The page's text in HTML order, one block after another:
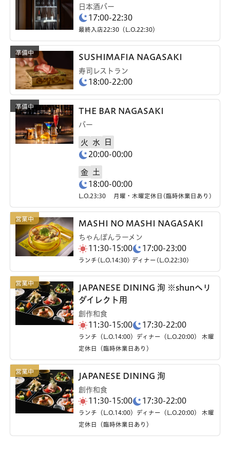
日本酒バー
17:00-22:30
最終入店22:30（L.O.22:30）
SUSHIMAFIA NAGASAKI
寿司レストラン
18:00-22:00
THE BAR NAGASAKI
バー
火 水
日
20:00-00:00
金
土
18:00-00:00
L.O.23:30 月曜・木曜定休日(臨時休業日あり)
MASHI NO MASHI NAGASAKI
ちゃんぽんラーメン
11:30-15:00 17:00-23:00
ランチ(L.O.14:30) ディナー(L.O.22:30)
JAPANESE DINING 洵 ※shunへリ
ダイレクト用
創作和食
11:30-15:00 17:30-22:00
ランチ（L.O.14:00）ディナー（L.O.20:00） 木曜
定休日（臨時休業日あり）
JAPANESE DINING 洵
創作和食
11:30-15:00 17:30-22:00
ランチ（L.O.14:00）ディナー（L.O.20:00） 木曜
定休日（臨時休業日あり）